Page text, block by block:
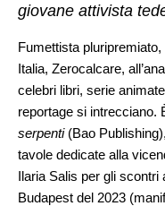
giovane attivista
Fumettista
Italia, Zerocalcare,
celebri libri, serie
reportage si intrecciano.
serpenti(Bao
tavole dedicate alla
Ilaria Salis per gli scontri
Budapest del 2023